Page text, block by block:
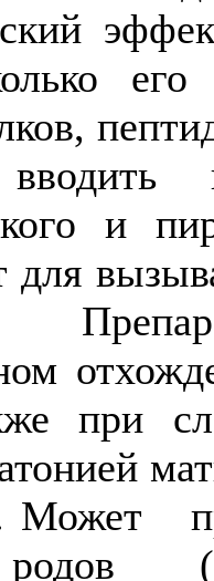
его
при
Может
родов